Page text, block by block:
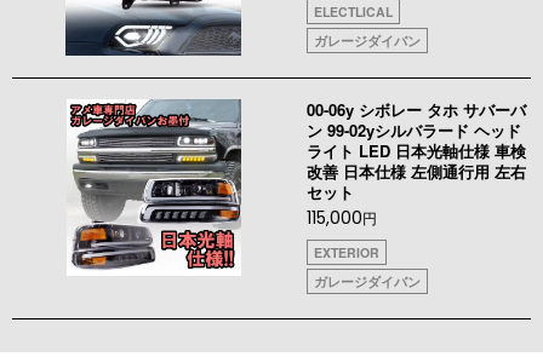
ELECTLICAL
ガレージダイバン
00-06y シボレー タホ サバーバ
ン 99-02yシルバラード ヘッド
ライト LED 日本光軸仕様 車検
改善 日本仕様 左側通行用 左右
セット
115,000円
EXTERIOR
ガレージダイバン